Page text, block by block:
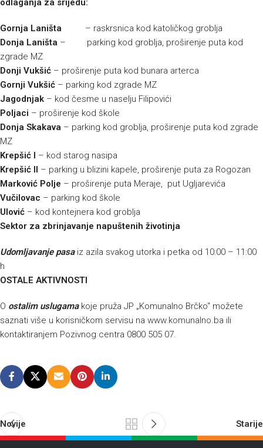
odlaganja za srijedu:
Gornja Laništa – raskrsnica kod katoličkog groblja
Donja Laništa – parking kod groblja, proširenje puta kod
zgrade MZ
Donji Vukšić – proširenje puta kod bunara arterca
Gornji Vukšić – parking kod zgrade MZ
Jagodnjak – kod česme u naselju Filipovići
Poljaci – proširenje kod škole
Donja Skakava – parking kod groblja, proširenje puta kod zgrade
MZ
Krepšić I
– kod starog nasipa
Krepšić II
– parking u blizini kapele, proširenje puta za Rogozan
Marković Polje – proširenje puta Meraje, put Ugljarevića
Vučilovac – parking kod škole
Ulović – kod kontejnera kod groblja
Sektor za zbrinjavanje napuštenih životinja
Udomljavanje pasaiz azila svakog utorka i petka od 10:00 – 11:00
h
OSTALE AKTIVNOSTI
O ostalim uslugamakoje pruža JP „Komunalno Brčko“ možete
saznati više u korisničkom servisu na www.komunalno.ba ili
kontaktiranjem Pozivnog centra 0800 505 07.
Novije Starije